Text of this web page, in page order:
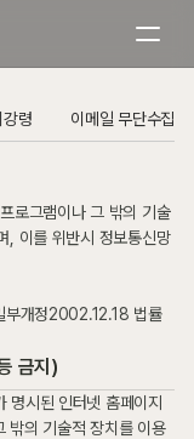
로그램이나 그 밖의 기술
, 이를 위반시 정보통신망
부개정2002.12.18 법률
금지)
시된 인터넷 홈페이지
밖의 기술적 장치를 이용
강령 이메일 무단수집거